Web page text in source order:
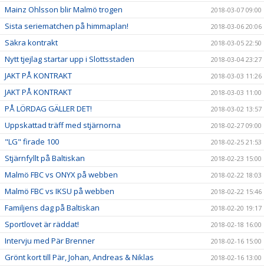
Mainz Ohlsson blir Malmö trogen 2018-03-07 09:00
Sista seriematchen på himmaplan! 2018-03-06 20:06
Säkra kontrakt 2018-03-05 22:50
Nytt tjejlag startar upp i Slottsstaden 2018-03-04 23:27
JAKT PÅ KONTRAKT 2018-03-03 11:26
JAKT PÅ KONTRAKT 2018-03-03 11:00
PÅ LÖRDAG GÄLLER DET! 2018-03-02 13:57
Uppskattad träff med stjärnorna 2018-02-27 09:00
"LG" firade 100 2018-02-25 21:53
Stjärnfyllt på Baltiskan 2018-02-23 15:00
Malmö FBC vs ONYX på webben 2018-02-22 18:03
Malmö FBC vs IKSU på webben 2018-02-22 15:46
Familjens dag på Baltiskan 2018-02-20 19:17
Sportlovet är räddat! 2018-02-18 16:00
Intervju med Pär Brenner 2018-02-16 15:00
Grönt kort till Pär, Johan, Andreas & Niklas 2018-02-16 13:00